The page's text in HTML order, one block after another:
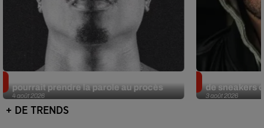
4 août 2026
pourrait prendre la parole au procès
3 août 2026
de sneakers
+ DE TRENDS